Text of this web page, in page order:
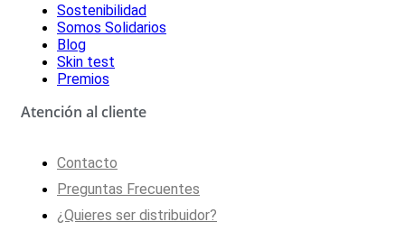
Sostenibilidad
Somos Solidarios
Blog
Skin test
Premios
Atención al cliente
Contacto
Preguntas Frecuentes
¿Quieres ser distribuidor?